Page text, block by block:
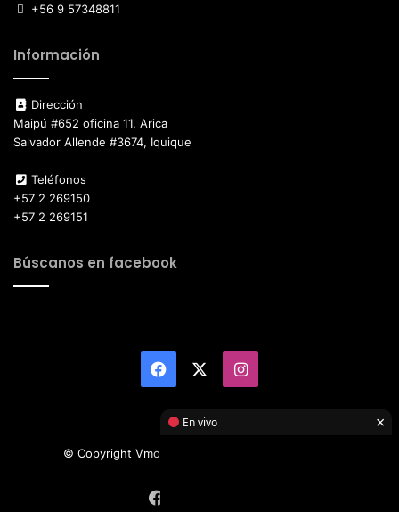
+56 9 57348811
Información
Dirección
Maipú #652 oficina 11, Arica
Salvador Allende #3674, Iquique
Teléfonos
+57 2 269150
+57 2 269151
Búscanos en facebook
Facebook Instagram
© Copyright Vmotor TI 2026, All Rights Reserved
En vivo ×